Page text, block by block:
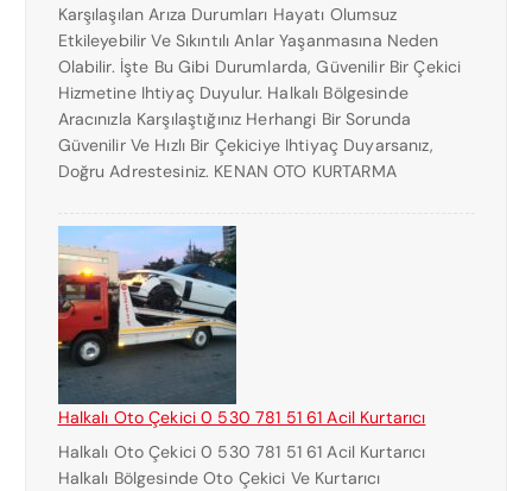
Karşılaşılan Arıza Durumları Hayatı Olumsuz
Etkileyebilir Ve Sıkıntılı Anlar Yaşanmasına Neden
Olabilir. İşte Bu Gibi Durumlarda, Güvenilir Bir Çekici
Hizmetine Ihtiyaç Duyulur. Halkalı Bölgesinde
Aracınızla Karşılaştığınız Herhangi Bir Sorunda
Güvenilir Ve Hızlı Bir Çekiciye Ihtiyaç Duyarsanız,
Doğru Adrestesiniz. KENAN OTO KURTARMA
Halkalı Oto Çekici 0 530 781 51 61 Acil Kurtarıcı
Halkalı Oto Çekici 0 530 781 51 61 Acil Kurtarıcı
Halkalı Bölgesinde Oto Çekici Ve Kurtarıcı